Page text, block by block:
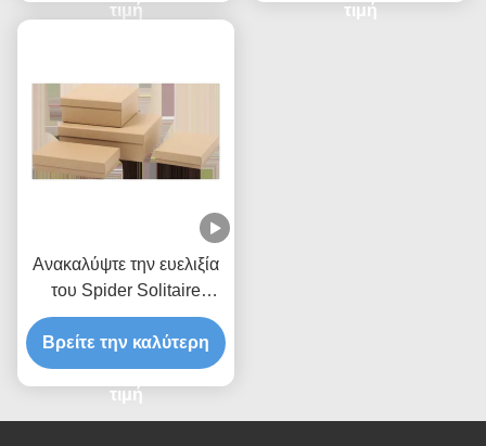
τιμή τιμή
Ανακαλύψτε την ευελιξία
του Spider Solitaire
Παιχνίδι Κάρτες Κουτί
δώρο για τις επιχειρήσεις
Βρείτε την καλύτερη
τιμή